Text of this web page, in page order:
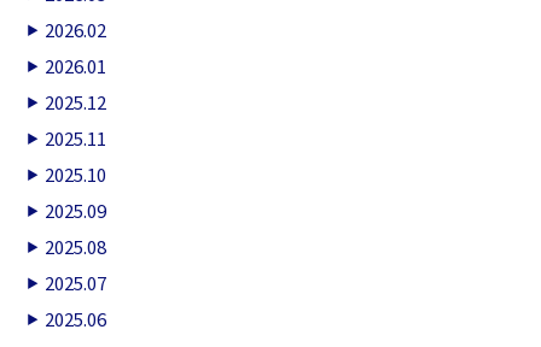
2026.02
2026.01
2025.12
2025.11
2025.10
2025.09
2025.08
2025.07
2025.06